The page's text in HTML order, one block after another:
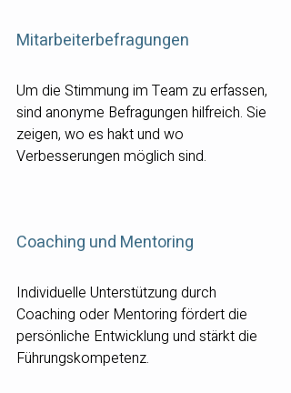
Mitarbeiterbefragungen
Um die Stimmung im Team zu erfassen,
sind anonyme Befragungen hilfreich. Sie
zeigen, wo es hakt und wo
Verbesserungen möglich sind.
Coaching und Mentoring
Individuelle Unterstützung durch
Coaching oder Mentoring fördert die
persönliche Entwicklung und stärkt die
Führungskompetenz.